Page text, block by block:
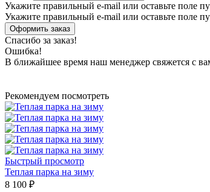
Укажите правильный e-mail или оставьте поле
Укажите правильный e-mail или оставьте поле
Спасибо за заказ!
Ошибка!
В ближайшее время наш менеджер свяжется с
Рекомендуем посмотреть
Быстрый просмотр
Теплая парка на зиму
8 100 ₽